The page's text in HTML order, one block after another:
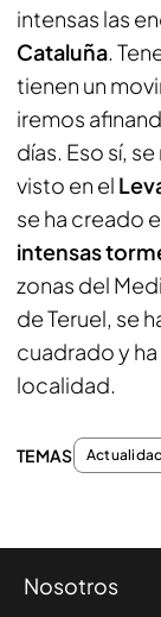
intensas las
Cataluña.
tienen un
iremos
días. Eso sí,
visto en el
se ha creado
intensas
zonas del
de Teruel, se
cuadrado y
localidad.
TEMAS
Nosotros